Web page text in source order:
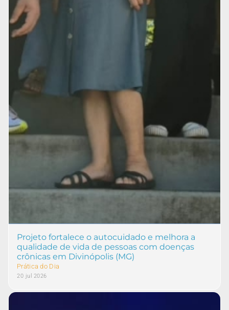
Projeto fortalece o autocuidado e melhora a
qualidade de vida de pessoas com doenças
crônicas em Divinópolis (MG)
Prática do Dia
20 jul 2026